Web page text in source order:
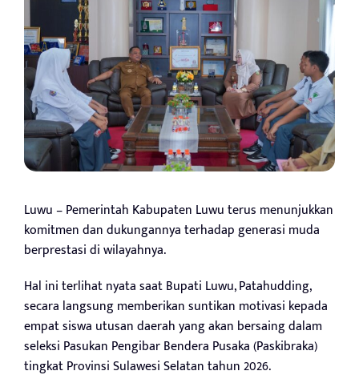
Luwu – Pemerintah Kabupaten Luwu terus menunjukkan
komitmen dan dukungannya terhadap generasi muda
berprestasi di wilayahnya.
Hal ini terlihat nyata saat Bupati Luwu, Patahudding,
secara langsung memberikan suntikan motivasi kepada
empat siswa utusan daerah yang akan bersaing dalam
seleksi Pasukan Pengibar Bendera Pusaka (Paskibraka)
tingkat Provinsi Sulawesi Selatan tahun 2026.